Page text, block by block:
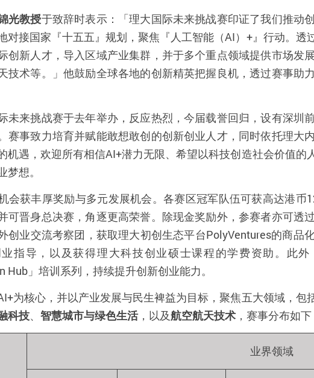
光教授于致辞时表示：「理大国际未来挑战赛印证了我们推动
对接国家『十五五』规划，聚焦『人工智能（AI）+』行动。
创新人才，导入区域产业集群，并于多个重点领域提供市场发
技术等。」他鼓励全球各地的创新精英把握良机，透过赛事助
未来挑战赛于去年举办，反应热烈，今届载誉回归，设有深圳
赛事致力培育并赋能敢想敢创的创新创业人才，同时依托理大
机遇，欢迎所有相信AI+潜力无限、希望以科技创造社会价值
想。
会获丰厚奖励与多元发展机会。各赛区冠军队伍可获高达港币
可晋身总决赛，角逐更高荣誉。除现金奖励外，参赛者亦可透
创业交流考察团，获取理大初创生态平台PolyVentures的商品
指导，以及获得理大科技创业硕士课程的学费资助。此
Hub」培训系列，持续提升创新创业能力。
为核心，并以产业发展与民生裨益为目标，聚焦五大领域，包
科技、 智慧城市与绿色生活，以及航空航天技术 ，赛事分布如下
业界领域